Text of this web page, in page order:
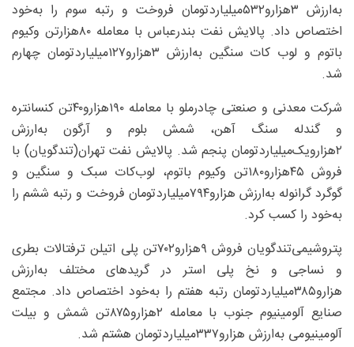
به‌ارزش ۳‌هزارو۵۳۲‌میلیارد‌تومان فروخت و رتبه سوم را به‌خود
اختصاص داد. پالایش نفت بندرعباس با معامله ۸۰‌هزار‌تن وکیوم
باتوم و لوب کات سنگین به‌ارزش ۳‌هزارو۱۲۷‌میلیارد‌تومان چهارم
شد.
شرکت معدنی و صنعتی چادرملو با معامله ۱۹۰‌هزارو۴۰‌تن کنسانتره
و گندله سنگ آهن، شمش بلوم و آرگون به‌ارزش
۲‌هزارویک‌میلیارد‌تومان پنجم شد. پالایش نفت تهران(تندگویان) با
فروش ۴۵‌هزارو۱۸۰‌تن وکیوم باتوم، لوب‌کات سبک و سنگین و
گوگرد گرانوله به‌ارزش ‌هزارو۷۹۴‌میلیارد‌تومان فروخت و رتبه ششم را
به‌خود را کسب کرد.
پتروشیمی‌تندگویان فروش ۹‌هزارو۷۰۲‌تن پلی اتیلن ترفتالات بطری
و نساجی و نخ پلی استر در گریدهای مختلف به‌ارزش
هزارو۳۸۵‌میلیارد‌تومان رتبه هفتم را به‌خود اختصاص داد. مجتمع
صنایع آلومینیوم جنوب با معامله ۲‌هزارو۸۷۵‌تن شمش و بیلت
آلومینیومی به‌ارزش ‌هزارو۳۳۷‌میلیارد‌تومان هشتم شد.